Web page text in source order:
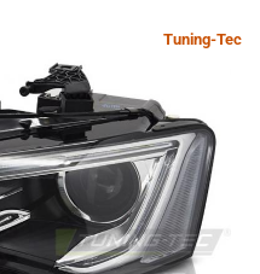
Tuning-Tec